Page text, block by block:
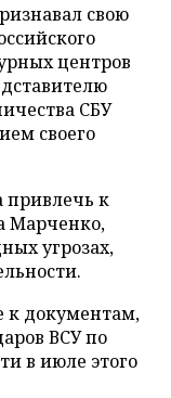
свою
центров
СБУ
своего
привлечь к
Марченко,
угрозах,
к документам,
ВСУ по
в июле этого